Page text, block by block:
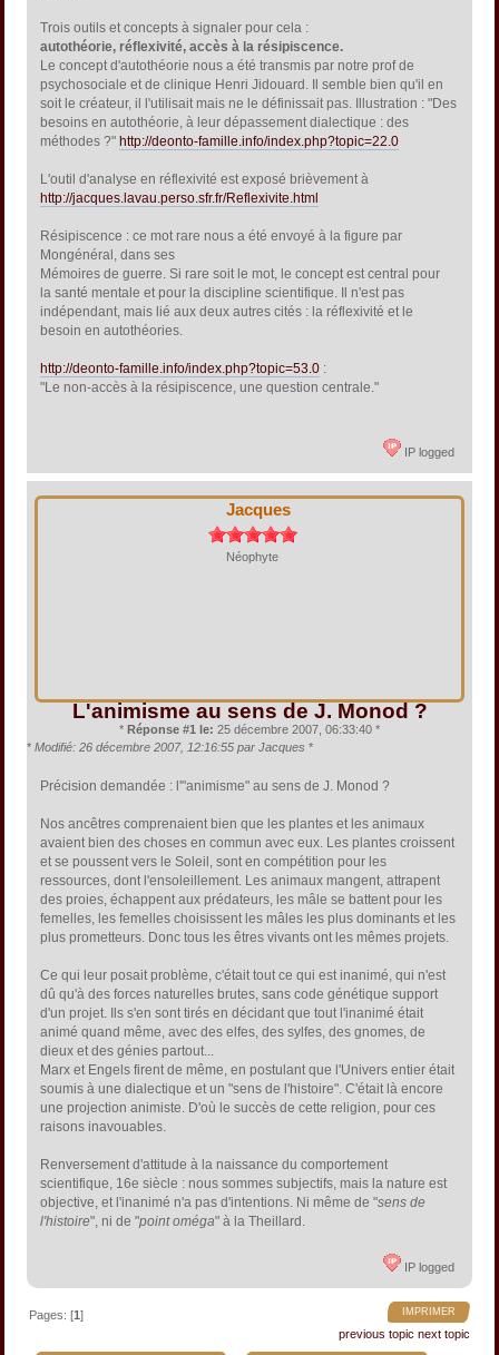
Trois outils et concepts à signaler pour cela :
autothéorie, réflexivité, accès à la résipiscence.
Le concept d'autothéorie nous a été transmis par notre prof de
psychosociale et de clinique Henri Jidouard. Il semble bien qu'il en
soit le créateur, il l'utilisait mais ne le définissait pas. Illustration : "Des
besoins en autothéorie, à leur dépassement dialectique : des
méthodes ?" http://deonto-famille.info/index.php?topic=22.0
L'outil d'analyse en réflexivité est exposé brièvement à
http://jacques.lavau.perso.sfr.fr/Reflexivite.html
Résipiscence : ce mot rare nous a été envoyé à la figure par
Mongénéral, dans ses
Mémoires de guerre. Si rare soit le mot, le concept est central pour
la santé mentale et pour la discipline scientifique. Il n'est pas
indépendant, mais lié aux deux autres cités : la réflexivité et le
besoin en autothéories.
http://deonto-famille.info/index.php?topic=53.0 :
"Le non-accès à la résipiscence, une question centrale."
IP logged
Jacques
Néophyte
L'animisme au sens de J. Monod ?
* Réponse #1 le: 25 décembre 2007, 06:33:40 *
* Modifié: 26 décembre 2007, 12:16:55 par Jacques *
Précision demandée : l'"animisme" au sens de J. Monod ?
Nos ancêtres comprenaient bien que les plantes et les animaux
avaient bien des choses en commun avec eux. Les plantes croissent
et se poussent vers le Soleil, sont en compétition pour les
ressources, dont l'ensoleillement. Les animaux mangent, attrapent
des proies, échappent aux prédateurs, les mâle se battent pour les
femelles, les femelles choisissent les mâles les plus dominants et les
plus prometteurs. Donc tous les êtres vivants ont les mêmes projets.
Ce qui leur posait problème, c'était tout ce qui est inanimé, qui n'est
dû qu'à des forces naturelles brutes, sans code génétique support
d'un projet. Ils s'en sont tirés en décidant que tout l'inanimé était
animé quand même, avec des elfes, des sylfes, des gnomes, de
dieux et des génies partout...
Marx et Engels firent de même, en postulant que l'Univers entier était
soumis à une dialectique et un "sens de l'histoire". C'était là encore
une projection animiste. D'où le succès de cette religion, pour ces
raisons inavouables.
Renversement d'attitude à la naissance du comportement
scientifique, 16e siècle : nous sommes subjectifs, mais la nature est
objective, et l'inanimé n'a pas d'intentions. Ni même de "sens de
l'histoire", ni de "point oméga" à la Theillard.
IP logged
IMPRIMER
Pages: [1]
previous topic next topic